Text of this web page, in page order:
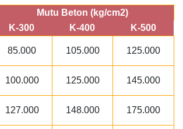
Mutu Beton (kg/cm2)
K-300
K-400
K-500
85.000 105.000 125.000
100.000 125.000 145.000
127.000 148.000 175.000